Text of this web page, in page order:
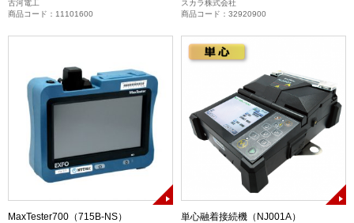
古河電工
商品コード：11101600
スカラ株式会社
商品コード：32920900
MaxTester700（715B-NS） 単心融着接続機（NJ001A）